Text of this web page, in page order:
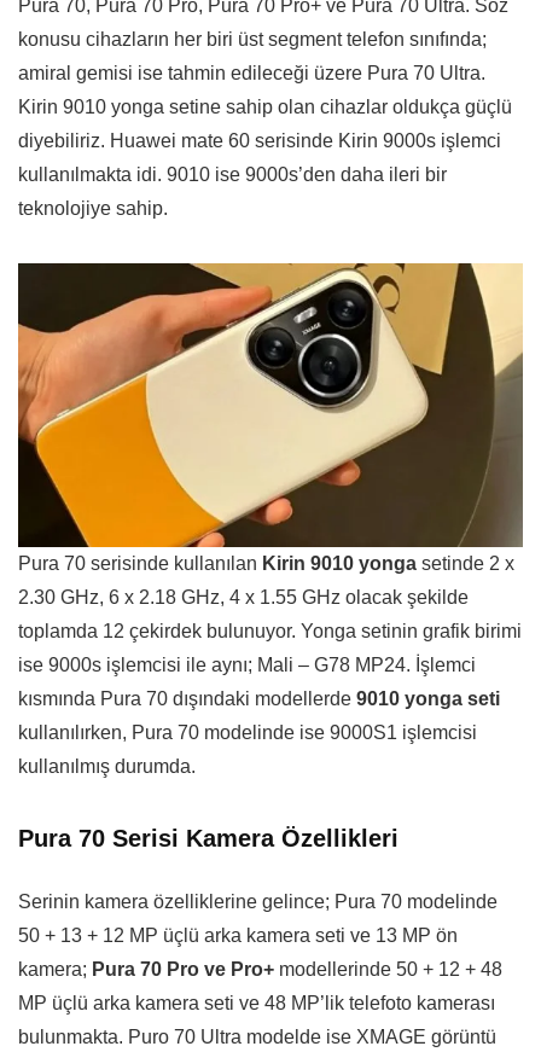
Pura 70, Pura 70 Pro, Pura 70 Pro+ ve Pura 70 Ultra. Söz
konusu cihazların her biri üst segment telefon sınıfında;
amiral gemisi ise tahmin edileceği üzere Pura 70 Ultra.
Kirin 9010 yonga setine sahip olan cihazlar oldukça güçlü
diyebiliriz. Huawei mate 60 serisinde Kirin 9000s işlemci
kullanılmakta idi. 9010 ise 9000s’den daha ileri bir
teknolojiye sahip.
Pura 70 serisinde kullanılan Kirin 9010 yonga setinde 2 x
2.30 GHz, 6 x 2.18 GHz, 4 x 1.55 GHz olacak şekilde
toplamda 12 çekirdek bulunuyor. Yonga setinin grafik birimi
ise 9000s işlemcisi ile aynı; Mali – G78 MP24. İşlemci
kısmında Pura 70 dışındaki modellerde 9010 yonga seti
kullanılırken, Pura 70 modelinde ise 9000S1 işlemcisi
kullanılmış durumda.
Pura 70 Serisi Kamera Özellikleri
Serinin kamera özelliklerine gelince; Pura 70 modelinde
50 + 13 + 12 MP üçlü arka kamera seti ve 13 MP ön
kamera; Pura 70 Pro ve Pro+ modellerinde 50 + 12 + 48
MP üçlü arka kamera seti ve 48 MP’lik telefoto kamerası
bulunmakta. Puro 70 Ultra modelde ise XMAGE görüntü